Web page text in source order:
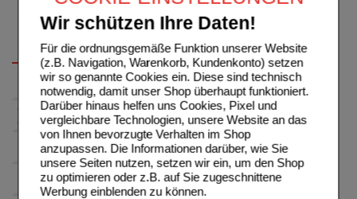
Wir schützen Ihre Daten!
Für die ordnungsgemäße Funktion unserer Website
(z.B. Navigation, Warenkorb, Kundenkonto) setzen
wir so genannte Cookies ein. Diese sind technisch
notwendig, damit unser Shop überhaupt funktioniert.
Darüber hinaus helfen uns Cookies, Pixel und
vergleichbare Technologien, unsere Website an das
von Ihnen bevorzugte Verhalten im Shop
anzupassen. Die Informationen darüber, wie Sie
unsere Seiten nutzen, setzen wir ein, um den Shop
zu optimieren oder z.B. auf Sie zugeschnittene
Werbung einblenden zu können.